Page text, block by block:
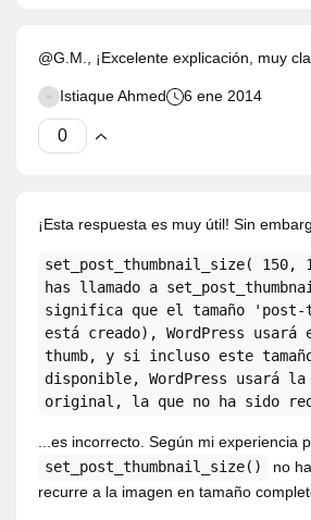
@G.M., ¡Excelente explicación, muy
Istiaque Ahmed 6 ene 2014
¡Esta respuesta es muy útil! Sin
set_post_thumbnail_size(
has llamado a
significa que el tamaño 'post-
está creado), WordPress usará
thumb, y si incluso este
disponible, WordPress usará la
original, la que no ha sido
...es incorrecto. Según mi experiencia
set_post_thumbnail_size()
no
recurre a la imagen en tamaño